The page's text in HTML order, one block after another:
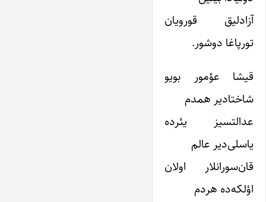
آزادلیق قورویان
تورپاغا دوشور.
قیشا عؤمور بویو
شاختادیر همدم
عدالتسیز یئرده
یاسلی‌دیر عالم
قان‌سورانلار اولان
اؤلکه‌ده هردم